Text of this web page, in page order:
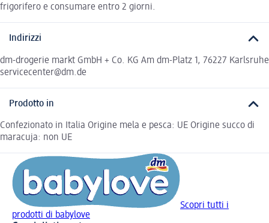
frigorifero e consumare entro 2 giorni.
Indirizzi
dm-drogerie markt GmbH + Co. KG Am dm-Platz 1, 76227 Karlsruhe
servicecenter@dm.de
Prodotto in
Confezionato in Italia Origine mela e pesca: UE Origine succo di
maracuja: non UE
Scopri tutti i
prodotti di babylove